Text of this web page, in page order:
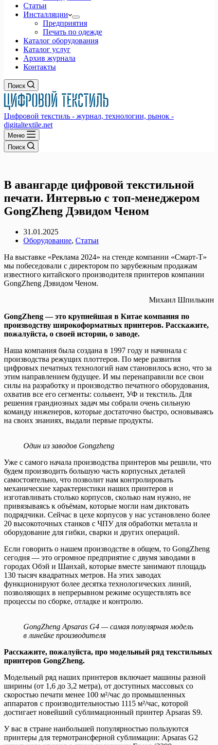
Статьи
Инсталляции
Предприятия
Печать по одежде
Каталог оборудования
Каталог услуг
Архив журнала
Контакты
Поиск
Цифровой текстиль - журнал, технологии, рынок -
digitaltextile.net
Меню
Поиск
В авангарде цифровой текстильной
печати. Интервью с топ-менеджером
GongZheng Дэвидом Ченом
31.01.2025
Оборудование, Статьи
На выставке «Реклама 2024» на стенде компании «Смарт-Т»
мы побеседовали с директором по зарубежным продажам
известного китайского производителя принтеров компании
GongZheng Дэвидом Ченом.
Михаил Шпилькин
GongZheng — это крупнейшая в Китае компания по
производству широкоформатных принтеров. Расскажите,
пожалуйста, о своей истории, о заводе.
Наша компания была создана в 1997 году и начинала с
производства режущих плоттеров. По мере развития
цифровых печатных технологий нам становилось ясно, что за
этим направлением будущее. И мы перенаправили все свои
силы на разработку и производство печатного оборудования,
охватив все его сегменты: сольвент, УФ и текстиль. Для
решения грандиозных задач мы собрали очень сильную
команду инженеров, которые достаточно быстро, основываясь
на своих знаниях, выдали первые продукты.
Один из заводов Gongzheng
Уже с самого начала производства принтеров мы решили, что
будем производить большую часть корпусных деталей
самостоятельно, что позволит нам контролировать
механические характеристики наших принтеров и
изготавливать столько корпусов, сколько нам нужно, не
привязываясь к объёмам, которые могли нам диктовать
подрядчики. Сейчас в цехе корпусов у нас установлено более
20 высокоточных станков с ЧПУ для обработки металла и
оборудование для гибки, сварки и других операций.
Если говорить о нашем производстве в общем, то GongZheng
сегодня — это огромное предприятие с двумя заводами в
городах Обэй и Шанхай, которые вместе занимают площадь
130 тысяч квадратных метров. На этих заводах
функционируют более десятка технологических линий,
позволяющих в непрерывном режиме осуществлять все
процессы по сборке, отладке и контролю.
GongZheng Apsaras G4 — самая популярная модель
в линейке производителя
Расскажите, пожалуйста, про модельный ряд текстильных
принтеров GongZheng.
Модельный ряд наших принтеров включает машины разной
ширины (от 1,6 до 3,2 метра), от доступных массовых со
скоростью печати менее 100 м²/час до промышленных
аппаратов с производительностью 1115 м²/час, которой
достигает новейший сублимационный принтер Apsaras S9.
У вас в стране наибольшей популярностью пользуются
принтеры для термотрансферной сублимации: Apsaras G2